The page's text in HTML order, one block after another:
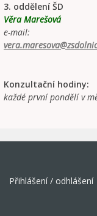
3. oddělení ŠD
Věra Marešová
e-mail:
Konzultační hodiny:
každé první pondělí v
Přihlášení / odhlášení